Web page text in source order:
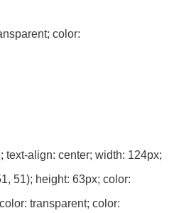
color:
text-align: center; width: 124px;
51); height: 63px; color:
transparent; color: